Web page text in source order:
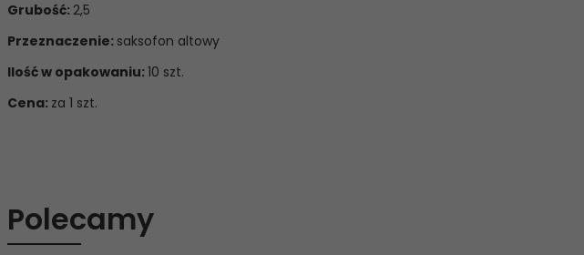
Grubość: 2,5
Przeznaczenie: saksofon altowy
Ilość w opakowaniu: 10 szt.
Cena: za 1 szt.
Polecamy